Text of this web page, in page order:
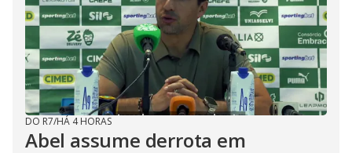
DO R7/HÁ 4 HORAS
Abel assume derrota em